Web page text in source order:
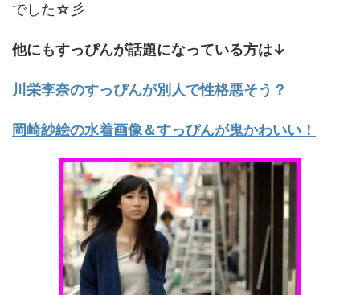
でした☆彡
他にもすっぴんが話題になっている方は↓
川栄李奈のすっぴんが別人で性格悪そう？
岡崎紗絵の水着画像＆すっぴんが鬼かわいい！